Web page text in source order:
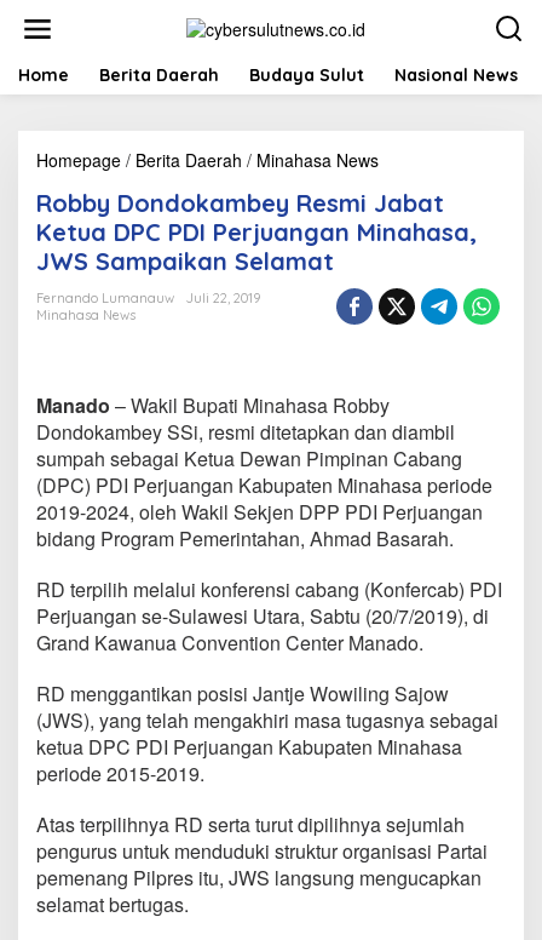
t
Home Berita Daerah Budaya Sulut Nasional News
Homepage / Berita Daerah / Minahasa News
b
b
y
o
n
a
m
b
e
y
R
e
s
i
J
a
t
K
e
D
P
C
Robby Dondokambey Resmi Jabat
Ketua DPC PDI Perjuangan Minahasa,
JWS Sampaikan Selamat
Fernando Lumanauw
Juli 22, 2019
Minahasa News
Manado – Wakil Bupati Minahasa Robby
Dondokambey SSi, resmi ditetapkan dan diambil
sumpah sebagai Ketua Dewan Pimpinan Cabang
(DPC) PDI Perjuangan Kabupaten Minahasa periode
2019-2024, oleh Wakil Sekjen DPP PDI Perjuangan
bidang Program Pemerintahan, Ahmad Basarah.
RD terpilih melalui konferensi cabang (Konfercab) PDI
Perjuangan se-Sulawesi Utara, Sabtu (20/7/2019), di
Grand Kawanua Convention Center Manado.
RD menggantikan posisi Jantje Wowiling Sajow
(JWS), yang telah mengakhiri masa tugasnya sebagai
ketua DPC PDI Perjuangan Kabupaten Minahasa
periode 2015-2019.
Atas terpilihnya RD serta turut dipilihnya sejumlah
pengurus untuk menduduki struktur organisasi Partai
pemenang Pilpres itu, JWS langsung mengucapkan
selamat bertugas.